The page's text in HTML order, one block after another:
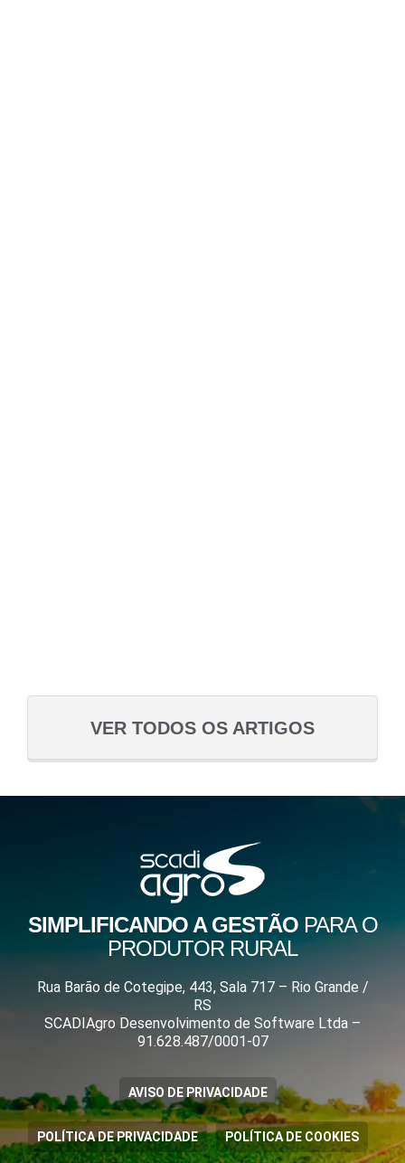
VER TODOS OS ARTIGOS
SIMPLIFICANDO A GESTÃOPARA O
PRODUTOR RURAL
Rua Barão de Cotegipe, 443, Sala 717 – Rio Grande /
RS
SCADIAgro Desenvolvimento de Software Ltda –
91.628.487/0001-07
AVISO DE PRIVACIDADE
POLÍTICA DE PRIVACIDADE POLÍTICA DE COOKIES